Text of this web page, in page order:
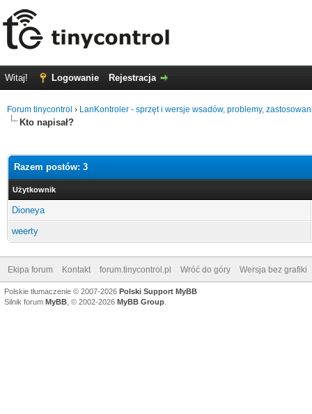
Witaj! Logowanie Rejestracja
Forum tinycontrol › LanKontroler - sprzęt i wersje wsadów, problemy,
Kto napisał?
Razem postów: 3
Użytkownik
Dioneya
weerty
Ekipa forum Kontakt forum.tinycontrol.pl Wróć do góry Wersja bez grafiki
Polskie tłumaczenie © 2007-2026 Polski Support MyBB
Silnik forum MyBB , © 2002-2026 MyBB Group